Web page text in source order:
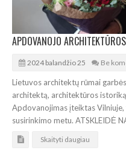
2024 balandžio 25 Be
Lietuvos architektų rūmai
architektą, architektūros
Apdovanojimas įteiktas
susirinkimo metu. ATSKLEIDĖ
Skaityti daugiau